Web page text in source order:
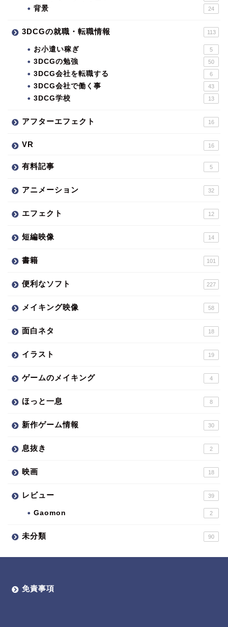
背景 24
3DCGの就職・転職情報 113
お小遣い稼ぎ 5
3DCGの勉強 50
3DCG会社を転職する 6
3DCG会社で働く事 43
3DCG学校 13
アフターエフェクト 16
VR 16
有料記事 5
アニメーション 32
エフェクト 12
短編映像 14
書籍 101
便利なソフト 227
メイキング映像 58
面白ネタ 18
イラスト 19
ゲームのメイキング 4
ほっと一息 8
新作ゲーム情報 30
息抜き 2
映画 18
レビュー 39
Gaomon 2
未分類 90
免責事項